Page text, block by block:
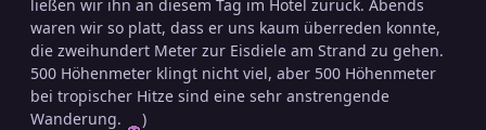
ließen wir ihn an diesem Tag im Hotel zurück. Abends
waren wir so platt, dass er uns kaum überreden konnte,
die zweihundert Meter zur Eisdiele am Strand zu gehen.
500 Höhenmeter klingt nicht viel, aber 500 Höhenmeter
bei tropischer Hitze sind eine sehr anstrengende
Wanderung.
)